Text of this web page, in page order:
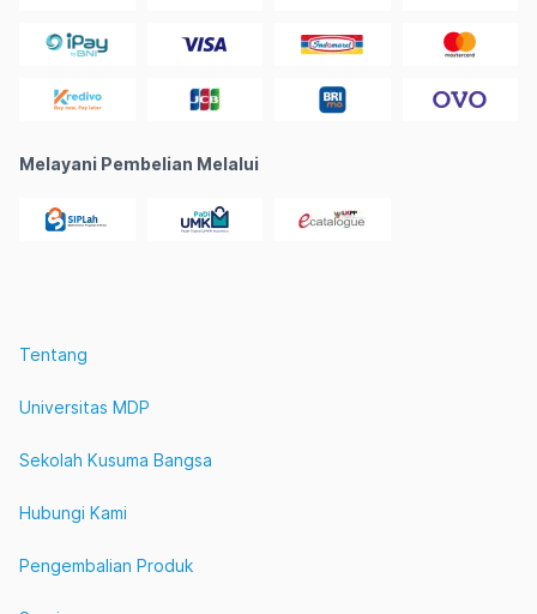
Melayani Pembelian Melalui
Tentang
Universitas MDP
Sekolah Kusuma Bangsa
Hubungi Kami
Pengembalian Produk